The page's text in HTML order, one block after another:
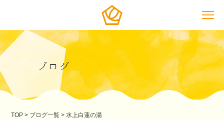
ブログ
TOP > ブログ一覧 >水上白蓮の湯